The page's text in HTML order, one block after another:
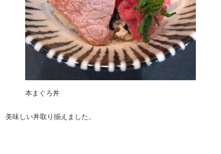
本まぐろ丼
美味しい丼取り揃えました。